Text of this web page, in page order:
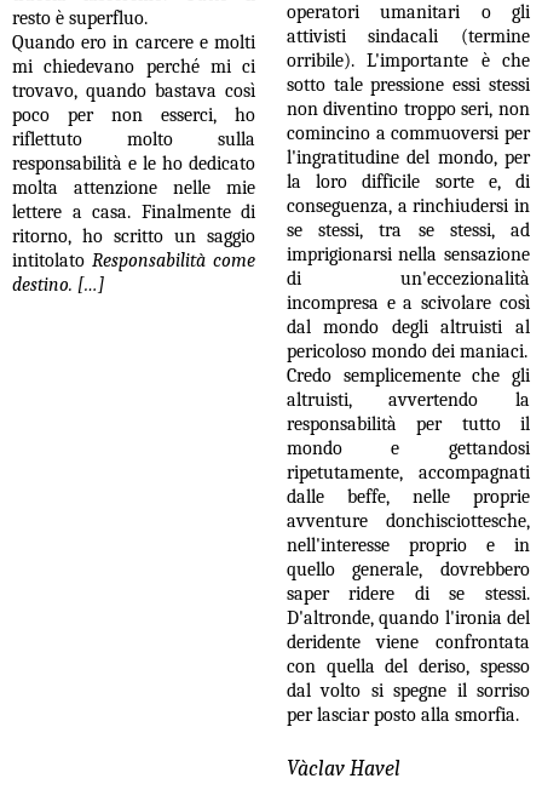
resto è superfluo.
Quando ero in carcere e molti
mi chiedevano perché mi ci
trovavo, quando bastava così
poco per non esserci, ho
riflettuto molto sulla
responsabilità e le ho dedicato
molta attenzione nelle mie
lettere a casa. Finalmente di
ritorno, ho scritto un saggio
intitolatoResponsabilità come
destino. […]
operatori umanitari o gli
attivisti sindacali (termine
orribile). L'importante è che
sotto tale pressione essi stessi
non diventino troppo seri, non
comincino a commuoversi per
l'ingratitudine del mondo, per
la loro difficile sorte e, di
conseguenza, a rinchiudersi in
se stessi, tra se stessi, ad
imprigionarsi nella sensazione
di un'eccezionalità
incompresa e a scivolare così
dal mondo degli altruisti al
pericoloso mondo dei maniaci.
Credo semplicemente che gli
altruisti, avvertendo la
responsabilità per tutto il
mondo e gettandosi
ripetutamente, accompagnati
dalle beffe, nelle proprie
avventure donchisciottesche,
nell'interesse proprio e in
quello generale, dovrebbero
saper ridere di se stessi.
D'altronde, quando l'ironia del
deridente viene confrontata
con quella del deriso, spesso
dal volto si spegne il sorriso
per lasciar posto alla smorfia.
Vàclav Havel